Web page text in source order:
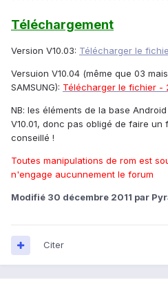
Téléchargement
Version V10.03: Télécharger le
Versuion V10.04 (même que 03
SAMSUNG): Télécharger le fichier -
NB: les éléments de la base
V10.01, donc pas obligé de faire un
conseillé !
Toutes manipulations de rom est
n'engage aucunnement le forum
Modifié 30 décembre 2011 par
Citer